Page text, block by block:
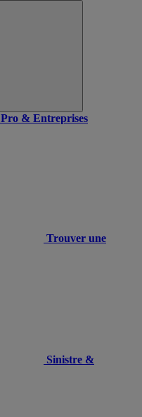
Pro & Entreprises
Trouver une
Sinistre &